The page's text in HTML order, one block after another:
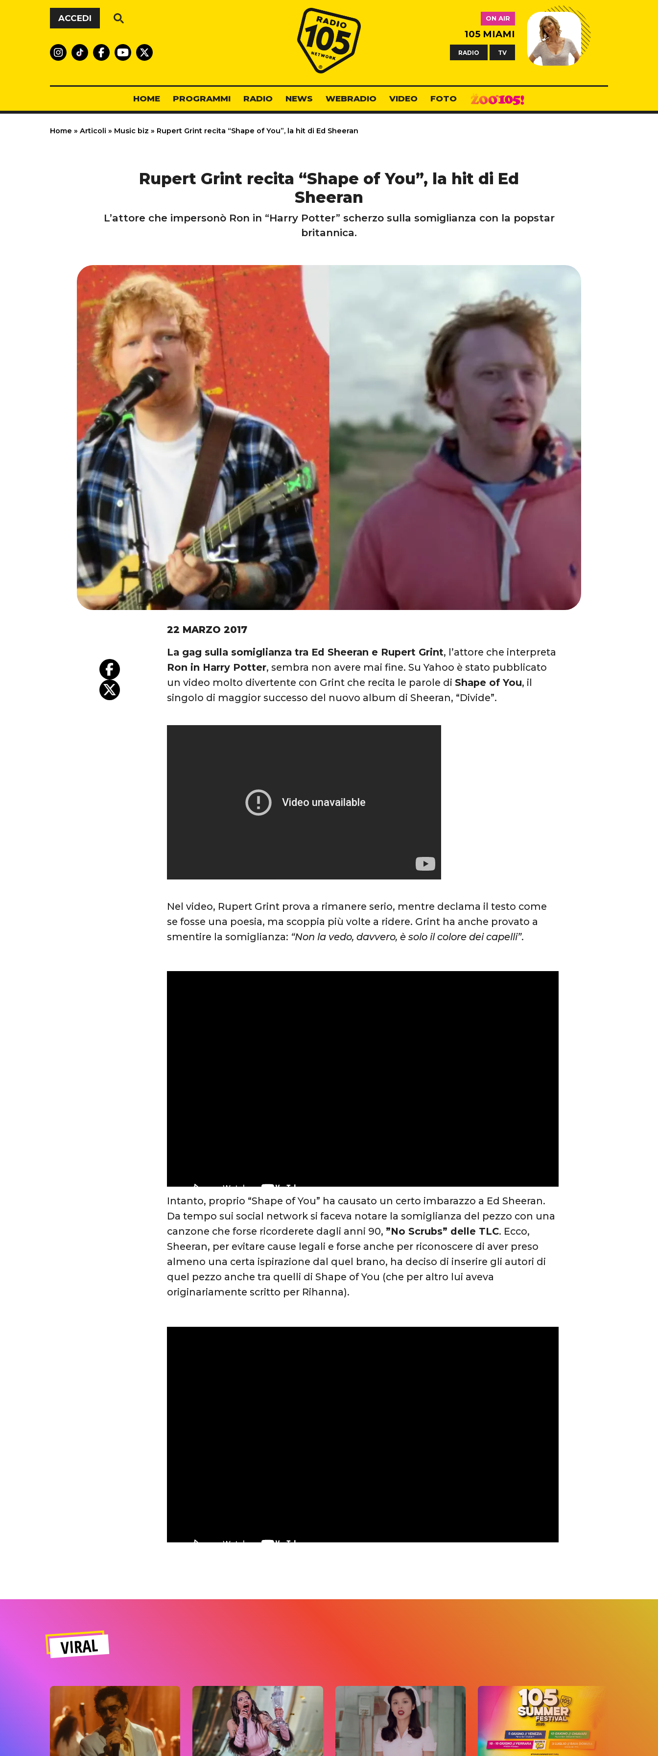
Vai al contenuto
ACCEDI
Radio 105
ON AIR
105 MIAMI
RADIO TV
HOME PROGRAMMI RADIO NEWS WEBRADIO VIDEO FOTO
Home » Articoli » Music biz » Rupert Grint recita “Shape of You”, la hit di Ed Sheeran
Rupert Grint recita “Shape of You”, la hit di Ed
Sheeran
L’attore che impersonò Ron in “Harry Potter” scherzo sulla somiglianza con la popstar
britannica.
22 MARZO 2017
La gag sulla somiglianza tra Ed Sheeran e Rupert Grint, l’attore che interpreta
Ron in Harry Potter, sembra non avere mai fine. Su Yahoo è stato pubblicato
un video molto divertente con Grint che recita le parole di Shape of You, il
singolo di maggior successo del nuovo album di Sheeran, “Divide”.
Nel video, Rupert Grint prova a rimanere serio, mentre declama il testo come
se fosse una poesia, ma scoppia più volte a ridere. Grint ha anche provato a
smentire la somiglianza: “Non la vedo, davvero, è solo il colore dei capelli”.
Intanto, proprio “Shape of You” ha causato un certo imbarazzo a Ed Sheeran.
Da tempo sui social network si faceva notare la somiglianza del pezzo con una
canzone che forse ricorderete dagli anni 90, ”No Scrubs” delle TLC. Ecco,
Sheeran, per evitare cause legali e forse anche per riconoscere di aver preso
almeno una certa ispirazione dal quel brano, ha deciso di inserire gli autori di
quel pezzo anche tra quelli di Shape of You (che per altro lui aveva
originariamente scritto per Rihanna).
VIRAL